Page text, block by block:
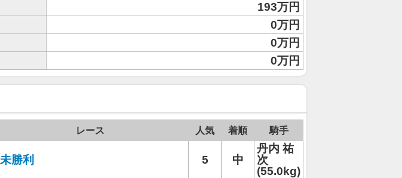
193万円
0万円
0万円
0万円
レース 人気 着順 騎手
未勝利 5 中
丹内 祐
次
(55.0kg)